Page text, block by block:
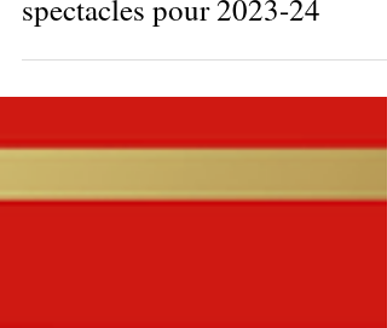
les branches, Je ne cours
pas je vole : Les ateliers
spectacles pour 2023-24